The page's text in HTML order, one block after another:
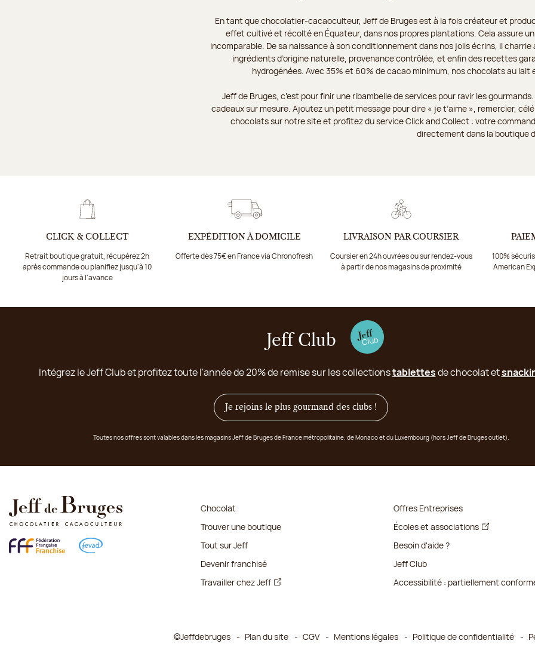
En tant que chocolatier-cacaoculteur, Jeff de Bruges est à la fois créateur et
effet cultivé et récolté en Équateur, dans nos propres plantations. Cela assure
incomparable. De sa naissance à son conditionnement dans nos jolis écrins, il charrie
ingrédients d’origine naturelle, provenance contrôlée, et enfin des recettes
hydrogénées. Avec 35% et 60% de cacao minimum, nos chocolats au
Jeff de Bruges, c’est pour finir une ribambelle de services pour ravir les
cadeaux sur mesure. Ajoutez un petit message pour dire « je t’aime », remercier,
chocolats sur notre site et profitez du service Click and Collect : votre
directement dans la boutique
CLICK & COLLECT
Retrait boutique gratuit, récupérez 2h
après commande ou planifiez jusqu'à 10
jours à l'avance
EXPÉDITION À DOMICILE
Offerte dès 75€ en France via Chronofresh
LIVRAISON PAR COURSIER
Coursier en 24h ouvrées ou sur rendez-vous
à partir de nos magasins de proximité
100%
American
Jeff Club
Intégrez le Jeff Club et profitez toute l'année de 20% de remise sur les collectionstablettesde chocolat et
Je rejoins le plus gourmand des clubs !
Toutes nos offres sont valables dans les magasins Jeff de Bruges de France métropolitaine, de Monaco et du Luxembourg (hors Jeff de Bruges outlet).
Chocolat
Trouver une boutique
Tout sur Jeff
Devenir franchisé
Travailler chez Jeff
Offres Entreprises
Écoles et associations
Besoin d'aide ?
Jeff Club
Accessibilité : partiellement
©Jeffdebruges Plan du site CGV Mentions légales Politique de confidentialité